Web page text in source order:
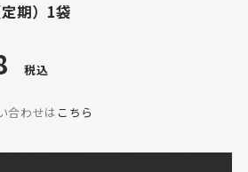
期）1袋
税込
合わせは こちら